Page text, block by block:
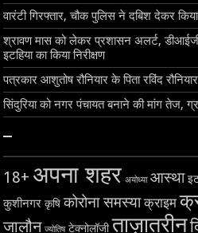
वारंटी गिरफ्तार, चौक पुलिस ने दबिश देकर किया
श्रावण मास को लेकर प्रशासन अलर्ट,
इटहिया का किया निरीक्षण
पत्रकार आशुतोष रौनियार के पिता रविंद
सिंदुरिया को नगर पंचायत बनाने की मांग तेज,
–
18+ अपना शहर अयोध्या आस्था
कुशीनगर कृषि कोरोना समस्या क्राइम
जालौन ज्योतिष टेक्नोलॉजी ताज़ातरीन